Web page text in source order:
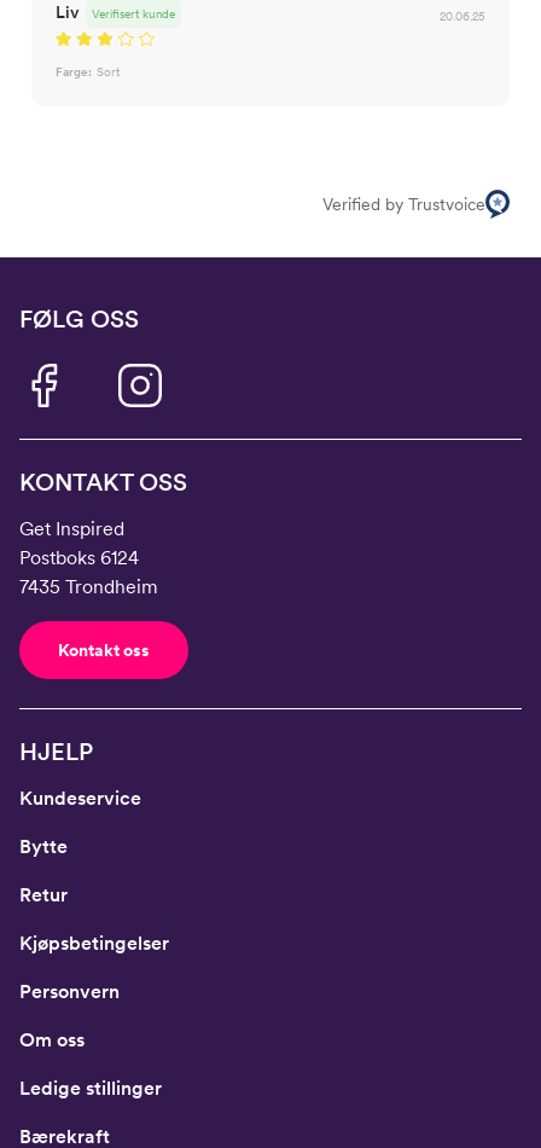
Liv 20.06.25
Verifisert kunde
Farge: Sort
Verified by Trustvoice
FØLG OSS
KONTAKT OSS
Get Inspired
Postboks 6124
7435 Trondheim
Kontakt oss
HJELP
Kundeservice
Bytte
Retur
Kjøpsbetingelser
Personvern
Om oss
Ledige stillinger
Bærekraft